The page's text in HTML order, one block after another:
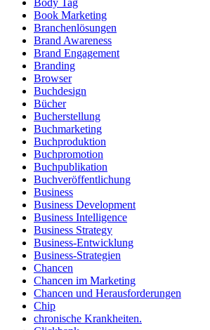
Body Tag
Book Marketing
Branchenlösungen
Brand Awareness
Brand Engagement
Branding
Browser
Buchdesign
Bücher
Bucherstellung
Buchmarketing
Buchproduktion
Buchpromotion
Buchpublikation
Buchveröffentlichung
Business
Business Development
Business Intelligence
Business Strategy
Business-Entwicklung
Business-Strategien
Chancen
Chancen im Marketing
Chancen und Herausforderungen
Chip
chronische Krankheiten.